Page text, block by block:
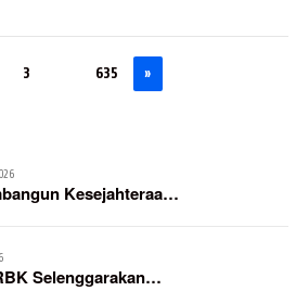
3 635 »
Kesejahteraa…
Selenggarakan…